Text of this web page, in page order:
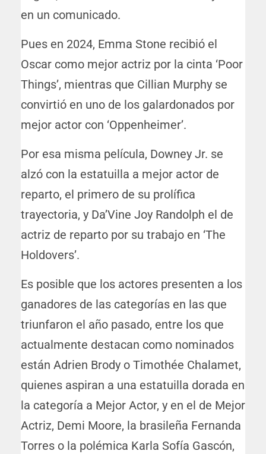
en un comunicado.
Pues en 2024, Emma Stone recibió el
Oscar como mejor actriz por la cinta ‘Poor
Things’, mientras que Cillian Murphy se
convirtió en uno de los galardonados por
mejor actor con ‘Oppenheimer’.
Por esa misma película, Downey Jr. se
alzó con la estatuilla a mejor actor de
reparto, el primero de su prolífica
trayectoria, y Da’Vine Joy Randolph el de
actriz de reparto por su trabajo en ‘The
Holdovers’.
Es posible que los actores presenten a los
ganadores de las categorías en las que
triunfaron el año pasado, entre los que
actualmente destacan como nominados
están Adrien Brody o Timothée Chalamet,
quienes aspiran a una estatuilla dorada en
la categoría a Mejor Actor, y en el de Mejor
Actriz, Demi Moore, la brasileña Fernanda
Torres o la polémica Karla Sofía Gascón,